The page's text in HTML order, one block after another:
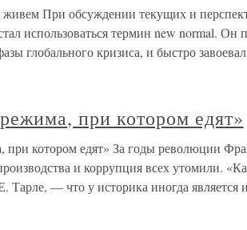
При обсуждении текущих и
использоваться термин new normal. Он
глобального кризиса, и быстро
при котором едят»
котором едят» За годы революции
и коррупция всех утомили.
Тарле, — что у историка иногда является